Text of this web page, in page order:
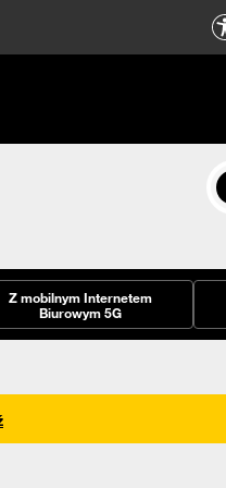
Z mobilnym Internetem
Biurowym 5G